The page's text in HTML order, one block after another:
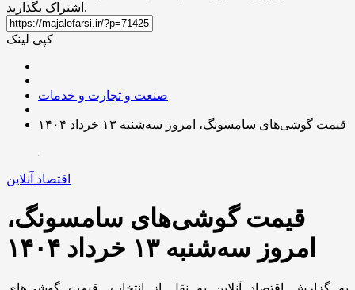
اشتراک بگذارید.
کپی لینک
صنعت و تجارت و خدمات
قیمت گوشی‌های سامسونگ، امروز سه‌شنبه ۱۳ خرداد ۱۴۰۴
اقتصاد آنلاین
قیمت گوشی‌های سامسونگ،
امروز سه‌شنبه ۱۳ خرداد ۱۴۰۴